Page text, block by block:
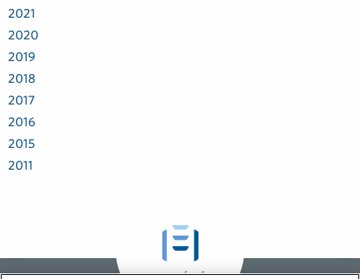
2021
2020
2019
2018
2017
2016
2015
2011